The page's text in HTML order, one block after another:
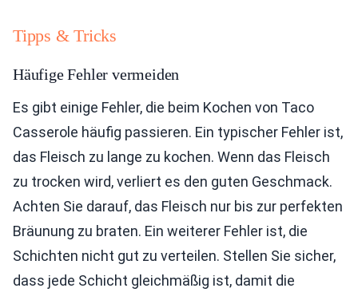
Tipps & Tricks
Häufige Fehler vermeiden
Es gibt einige Fehler, die beim Kochen von Taco
Casserole häufig passieren. Ein typischer Fehler ist,
das Fleisch zu lange zu kochen. Wenn das Fleisch
zu trocken wird, verliert es den guten Geschmack.
Achten Sie darauf, das Fleisch nur bis zur perfekten
Bräunung zu braten. Ein weiterer Fehler ist, die
Schichten nicht gut zu verteilen. Stellen Sie sicher,
dass jede Schicht gleichmäßig ist, damit die